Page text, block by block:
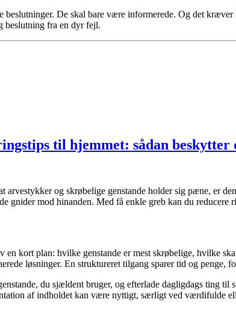
De skal bare være informerede. Og det
beslutning fra en dyr fejl.
til hjemmet: sådan
og skrøbelige genstande holder sig pæne, er
gnider mod hinanden. Med få enkle greb kan du
en kort plan: hvilke genstande er mest skrøbelige, hvilke
løsninger. En struktureret tilgang sparer tid og penge,
du sjældent bruger, og efterlade dagligdags ting
af indholdet kan være nyttigt, særligt ved værdifulde